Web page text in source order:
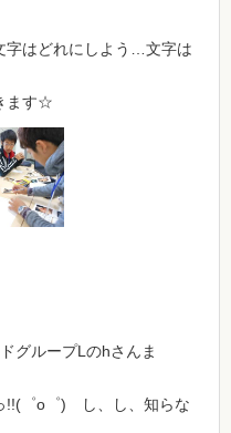
字はどれにしよう…文字は
ます☆
グループLのhさんま
!!(゜o゜) し、し、知らな